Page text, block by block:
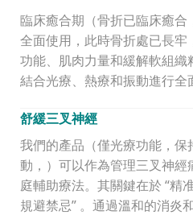
臨床癒合期（骨折已臨床癒
全面使用，此時骨折處已長
功能、肌肉力量和緩解軟組織
結合光療、熱療和振動進行全
舒緩三叉神經
我們的產品（僅光療功能，保
動，）可以作為管理三叉神
庭輔助療法。其關鍵在於 “精
規避禁忌” 。通過溫和的消炎